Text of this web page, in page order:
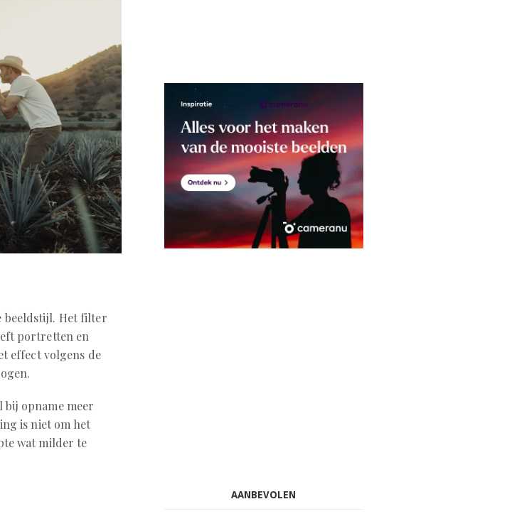
beeldstijl. Het filter
portretten en
effect volgens de
opname meer
is niet om het
wat milder te
AANBEVOLEN